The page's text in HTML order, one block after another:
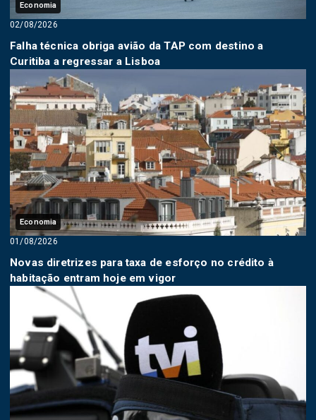
Economia
02/08/2026
Falha técnica obriga avião da TAP com destino a
Curitiba a regressar a Lisboa
Economia
01/08/2026
Novas diretrizes para taxa de esforço no crédito à
habitação entram hoje em vigor